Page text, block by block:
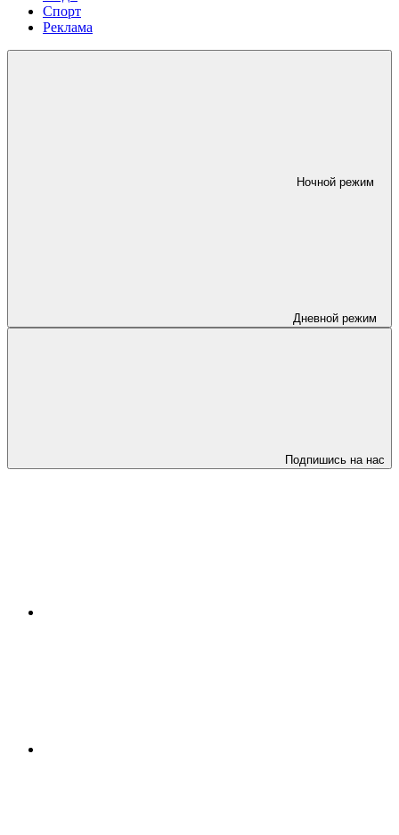
Спорт
Реклама
Ночной режим
Дневной режим
Подпишись на нас